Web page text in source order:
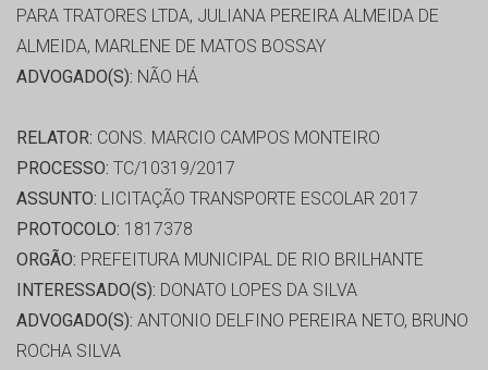
PARA TRATORES LTDA, JULIANA PEREIRA ALMEIDA DE
ALMEIDA, MARLENE DE MATOS BOSSAY
ADVOGADO(S): NÃO HÁ
RELATOR: CONS. MARCIO CAMPOS MONTEIRO
PROCESSO: TC/10319/2017
ASSUNTO: LICITAÇÃO TRANSPORTE ESCOLAR 2017
PROTOCOLO: 1817378
ORGÃO: PREFEITURA MUNICIPAL DE RIO BRILHANTE
INTERESSADO(S): DONATO LOPES DA SILVA
ADVOGADO(S): ANTONIO DELFINO PEREIRA NETO, BRUNO
ROCHA SILVA